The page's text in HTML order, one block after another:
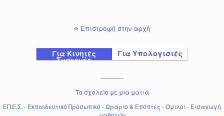
Επιστροφή στην αρχή
Για Κινητές
Συσκευές
Για Υπολογιστές
-----------
Το σχολείο με μια ματιά
ΕΠ.Ε.Σ. - Εκπαιδευτικό Προσωπικό -Ωράριο & Επόπτες -Όμιλοι- Εισαγωγή